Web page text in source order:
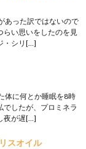
あった訳ではないので
らい思いをしたのを見
・シリ[…]
体に何とか睡眠を8時
したが、プロミネラ
夜が遅[…]
スオイル